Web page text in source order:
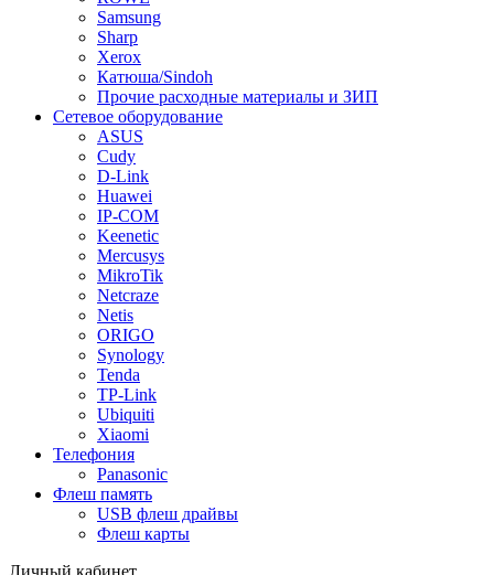
Samsung
Sharp
Xerox
Катюша/Sindoh
Прочие расходные материалы и ЗИП
Сетевое оборудование
ASUS
Cudy
D-Link
Huawei
IP-COM
Keenetic
Mercusys
MikroTik
Netcraze
Netis
ORIGO
Synology
Tenda
TP-Link
Ubiquiti
Xiaomi
Телефония
Panasonic
Флеш память
USB флеш драйвы
Флеш карты
Личный кабинет